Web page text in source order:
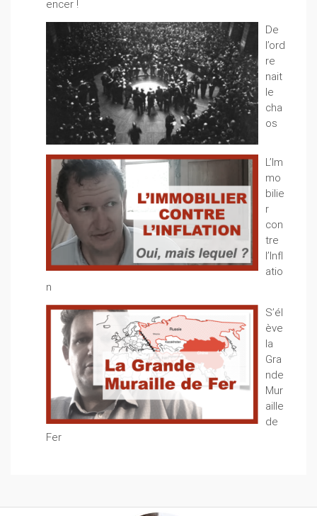
encer !
De
l’ord
re
nait
le
cha
os
L’Im
mo
bilie
r
con
tre
l’Infl
atio
n
S’él
ève
la
Gra
nde
Mur
aille
de
Fer